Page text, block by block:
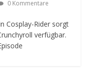
0 Kommentare
Cosplay-Rider sorgt
verfügbar.